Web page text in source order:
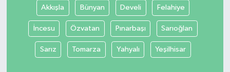
Akkışla Bünyan Develi Felahiye
İncesu Özvatan Pınarbaşı Sarıoğlan
Sarız Tomarza Yahyalı Yeşilhisar